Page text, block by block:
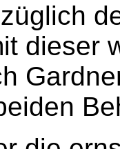
dieser